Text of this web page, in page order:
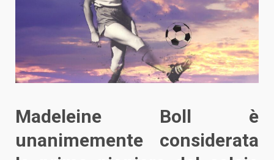
Madeleine Boll è
unanimemente considerata